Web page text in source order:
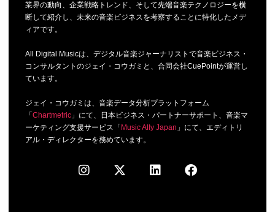
業界の動向、企業戦略トレンド、そして先端音楽テクノロジーを横
断して紹介し、未来の音楽ビジネスを考察することに特化したメデ
ィアです。
All Digital Musicは、デジタル音楽ジャーナリストで音楽ビジネス・
コンサルタントのジェイ・コウガミと、合同会社CuePointが運営し
ています。
ジェイ・コウガミは、音楽データ分析プラットフォーム
「 Chartmetric」にて、日本ビジネス・パートナーサポート、音楽マ
ーケティング支援サービス「 Music Ally Japan 」にて、エディトリ
アル・ディレクターを務めています。